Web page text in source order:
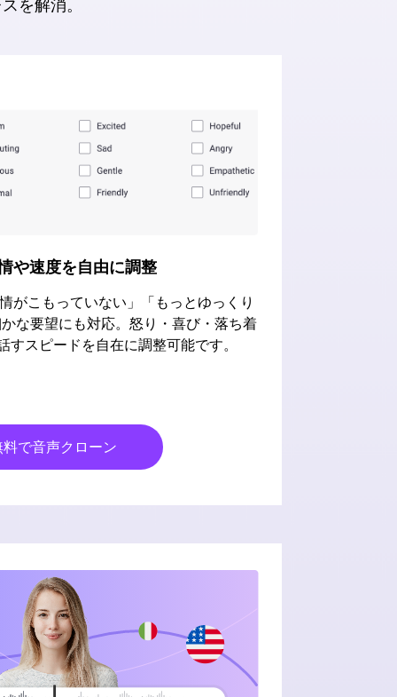
を解消。
や速度を自由に調整
がこもっていない」「もっとゆっくり
な要望にも対応。怒り・喜び・落ち着
すスピードを自在に調整可能です。
で音声クローン